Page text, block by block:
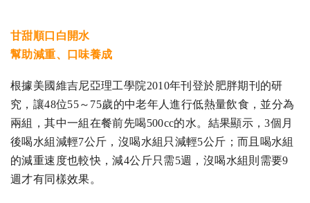
甘甜順口白開水
幫助減重、口味養成
根據美國維吉尼亞理工學院2010年刊登於肥胖期刊的研
究，讓48位55～75歲的中老年人進行低熱量飲食，並分為
兩組，其中一組在餐前先喝500cc的水。結果顯示，3個月
後喝水組減輕7公斤，沒喝水組只減輕5公斤；而且喝水組
的減重速度也較快，減4公斤只需5週，沒喝水組則需要9
週才有同樣效果。